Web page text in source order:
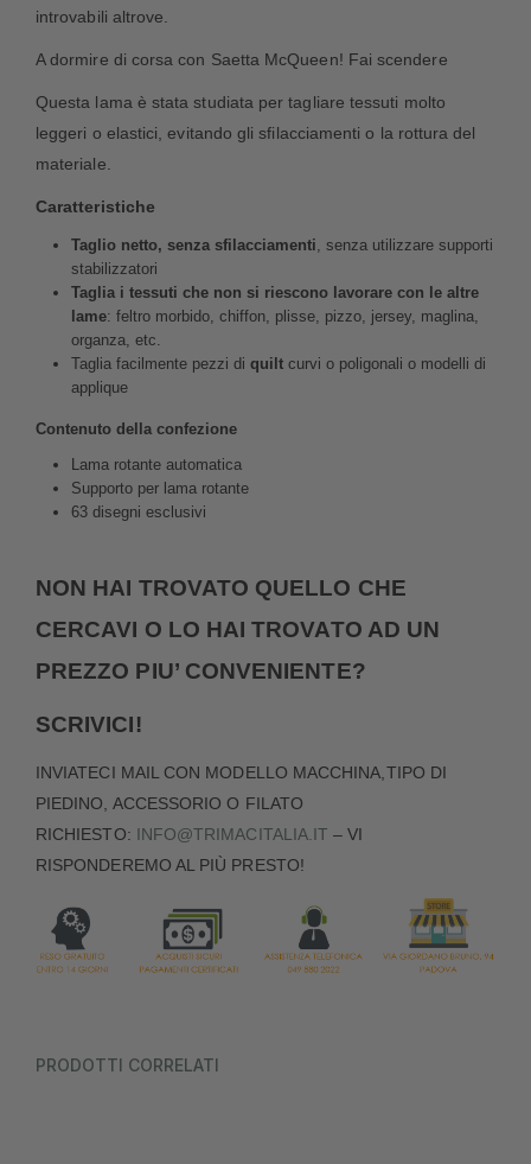
introvabili altrove.
A dormire di corsa con Saetta McQueen! Fai scendere
Questa lama è stata studiata per tagliare tessuti molto
leggeri o elastici, evitando gli sfilacciamenti o la rottura del
materiale.
Caratteristiche
Taglio netto, senza sfilacciamenti , senza utilizzare supporti
stabilizzatori
Taglia i tessuti che non si riescono lavorare con le altre
lame: feltro morbido, chiffon, plisse, pizzo, jersey, maglina,
organza, etc.
Taglia facilmente pezzi di quiltcurvi o poligonali o modelli di
applique
Contenuto della confezione
Lama rotante automatica
Supporto per lama rotante
63 disegni esclusivi
NON HAI TROVATO QUELLO CHE
CERCAVI O LO HAI TROVATO AD UN
PREZZO PIU’ CONVENIENTE?
SCRIVICI!
INVIATECI MAIL CON MODELLO MACCHINA,TIPO DI
PIEDINO, ACCESSORIO O FILATO
RICHIESTO: INFO@TRIMACITALIA.IT – VI
RISPONDEREMO AL PIÙ PRESTO!
PRODOTTI CORRELATI